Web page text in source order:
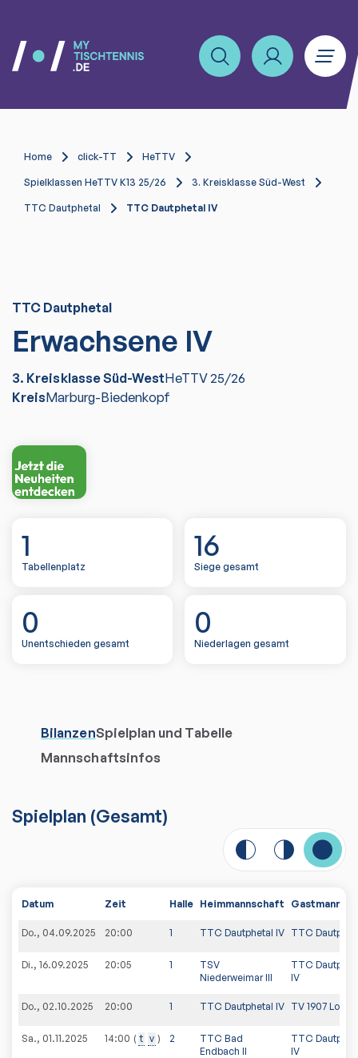
Home click-TT HeTTV
Spielklassen HeTTV K13 25/26 3. Kreisklasse Süd-West
TTC Dautphetal TTC Dautphetal IV
TTC Dautphetal
Erwachsene IV
3. Kreisklasse Süd-WestHeTTV25/26
KreisMarburg-Biedenkopf
1
Tabellenplatz
16
Siege gesamt
0
Unentschieden gesamt
0
Niederlagen gesamt
BilanzenSpielplan und Tabelle
Mannschaftsinfos
Spielplan (Gesamt)
Datum Zeit Halle Heimmannschaft
Do., 04.09.2025 20:00 1 TTC Dautphetal IV TTC
Di., 16.09.2025 20:05 1
TSV
Niederweimar III
TTC
IV
Do., 02.10.2025 20:00 1 TTC Dautphetal IV TV 1907 Lohra
Sa., 01.11.2025 14:00 t v 2
TTC Bad
Endbach II
TTC
IV